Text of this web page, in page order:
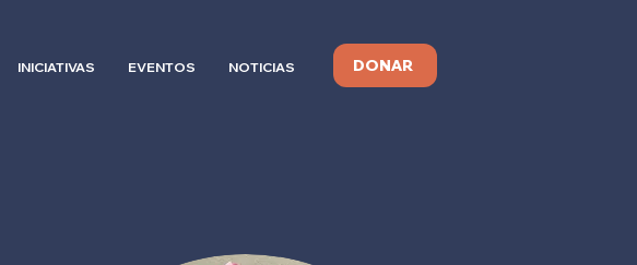
INICIATIVAS EVENTOS NOTICIAS DONAR